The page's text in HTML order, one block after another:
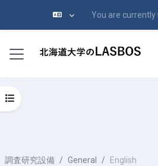
You are currently
Side panel
調査研究設備 General English
Open course index